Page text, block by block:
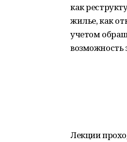
как
жилье, как
учетом
возможность
Лекции